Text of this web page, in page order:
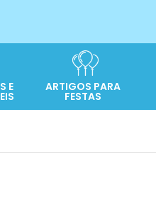
E ARTIGOS PARA
FESTAS